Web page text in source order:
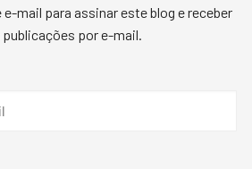
mail para assinar este blog e receber
por e-mail.